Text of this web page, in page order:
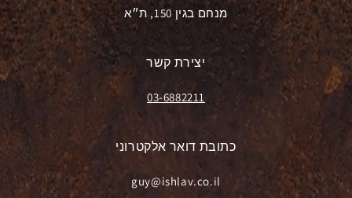
מנחם בגין 150, ת״א
יצירת קשר
03-6882211
כתובת דואר אלקטרוני
guy@ishlav.co.il